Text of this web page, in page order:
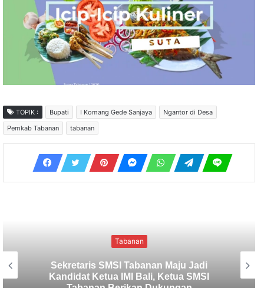
TOPIK : Bupati I Komang Gede Sanjaya
Ngantor di Desa
Pemkab Tabanan
tabanan
Kriminal
Polres Tabanan Beri Bantuan dan
Pendampingan Psikologis